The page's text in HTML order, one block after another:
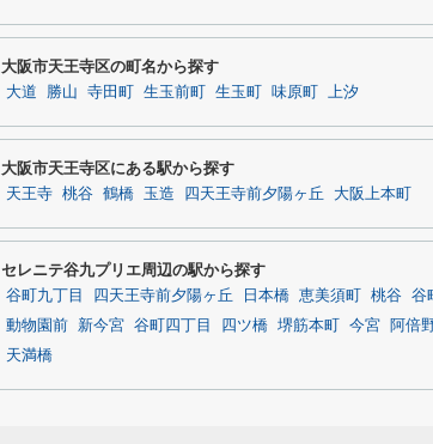
大阪市天王寺区の町名から探す
大道 勝山 寺田町 生玉前町 生玉町 味原町 上汐
大阪市天王寺区にある駅から探す
天王寺 桃谷 鶴橋 玉造 四天王寺前夕陽ヶ丘 大阪上本町
セレニテ谷九プリエ周辺の駅から探す
谷町九丁目 四天王寺前夕陽ヶ丘 日本橋 恵美須町 桃谷 谷
動物園前
新今宮 谷町四丁目 四ツ橋 堺筋本町 今宮 阿倍
天満橋